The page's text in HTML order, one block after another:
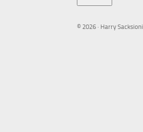
© 2026 · Harry Sacksioni